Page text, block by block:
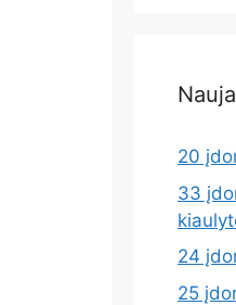
20
33
24
25